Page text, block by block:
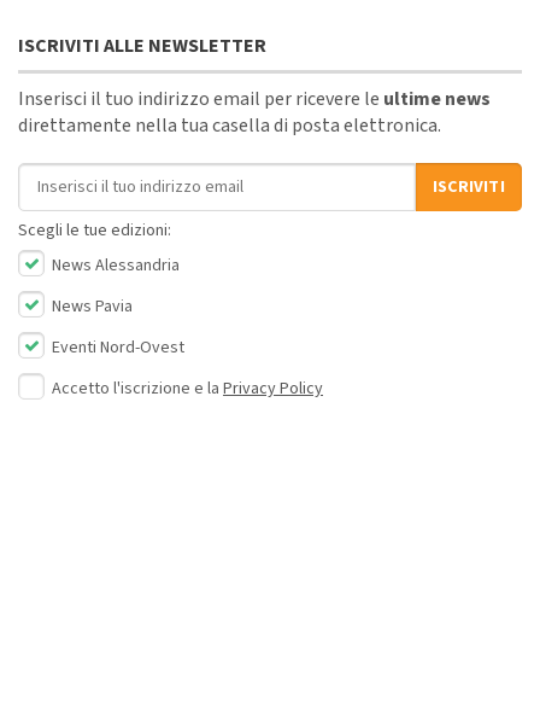
ISCRIVITI ALLE NEWSLETTER
Inserisci il tuo indirizzo email per ricevere le ultime news
direttamente nella tua casella di posta elettronica.
Indirizzo email
ISCRIVITI
Scegli le tue edizioni:
News Alessandria
News Pavia
Eventi Nord-Ovest
Accetto l'iscrizione e la Privacy Policy